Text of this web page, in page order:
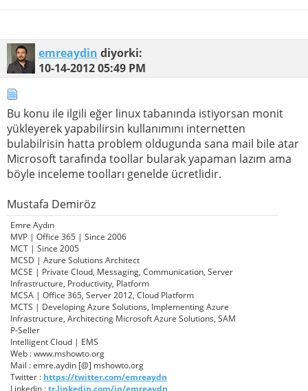
emreaydin diyorki:
10-14-201205:49 PM
Bu konu ile ilgili eğer linux tabanında istiyorsan monit
yükleyerek yapabilirsin kullanımını internetten
bulabilrisin hatta problem oldugunda sana mail bile atar
Microsoft tarafında toollar bularak yapaman lazım ama
böyle inceleme toolları genelde ücretlidir.
Mustafa Demiröz
Emre Aydın
MVP | Office 365 | Since 2006
MCT | Since 2005
MCSD | Azure Solutions Architect
MCSE | Private Cloud, Messaging, Communication, Server
Infrastructure, Productivity, Platform
MCSA | Office 365, Server 2012, Cloud Platform
MCTS | Developing Azure Solutions, Implementing Azure
Infrastructure, Architecting Microsoft Azure Solutions, SAM
P-Seller
Intelligent Cloud | EMS
Web : www.mshowto.org
Mail : emre.aydin [@] mshowto.org
Twitter : https://twitter.com/emreaydn
Linkedin :tr.linkedin.com/in/emreaydn